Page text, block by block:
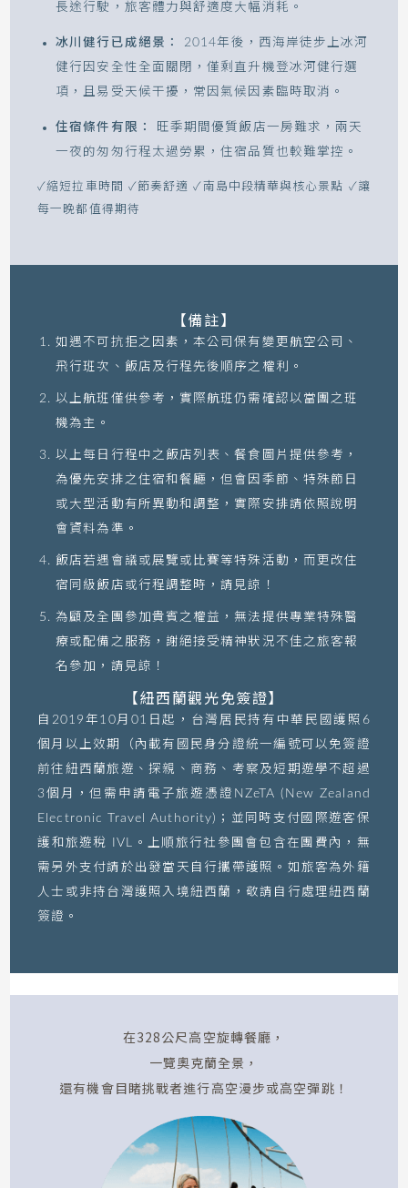
長途行駛，旅客體力與舒適度大幅消耗。
冰川健行已成絕景：
2014年後，西海岸徒步上冰河
健行因安全性全面關閉，僅剩直升機登冰河健行選
項，且易受天候干擾，常因氣候因素臨時取消。
住宿條件有限：
旺季期間優質飯店一房難求，兩天
一夜的匆匆行程太過勞累，住宿品質也較難掌控。
✓縮短拉車時間 ✓節奏舒適 ✓南島中段精華與核心景點 ✓讓
每一晚都值得期待
【備註】
如遇不可抗拒之因素，本公司保有變更航空公司、
飛行班次、飯店及行程先後順序之權利。
以上航班僅供參考，實際航班仍需確認以當團之班
機為主。
以上每日行程中之飯店列表、餐食圖片提供參考，
為優先安排之住宿和餐廳，但會因季節、特殊節日
或大型活動有所異動和調整，實際安排請依照說明
會資料為準。
飯店若遇會議或展覽或比賽等特殊活動，而更改住
宿同級飯店或行程調整時，請見諒！
為顧及全團參加貴賓之權益，無法提供專業特殊醫
療或配備之服務，謝絕接受精神狀況不佳之旅客報
名參加，請見諒！
【紐西蘭觀光免簽證】
自2019年10月01日起，台灣居民持有中華民國護照6
個月以上效期（內載有國民身分證統一編號可以免簽證
前往紐西蘭旅遊、探親、商務、考察及短期遊學不超過
3個月，但需申請電子旅遊憑證NZeTA (New Zealand
Electronic Travel Authority)；並同時支付國際遊客保
護和旅遊稅 IVL。上順旅行社參團會包含在團費內，無
需另外支付請於出發當天自行攜帶護照。如旅客為外籍
人士或非持台灣護照入境紐西蘭，敬請自行處理紐西蘭
簽證。